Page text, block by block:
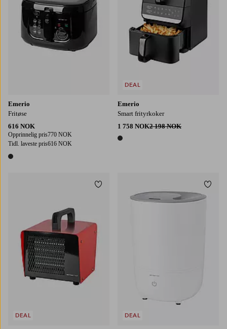
Emerio
Fritøse
616 NOK
Opprinnelig pris770 NOK
Tidl. laveste pris616 NOK
1 farge
Emerio
Smart frityrkoker
1 758 NOK2 198 NOK
1 farge
DEAL
DEAL
Legg til favoritter
DEAL